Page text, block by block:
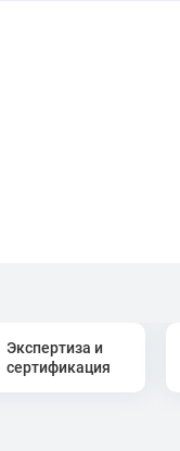
Экспертиза и
сертификация